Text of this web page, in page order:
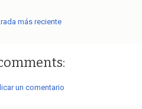
más reciente
un comentario